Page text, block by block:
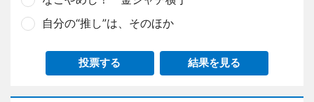
自分の“推し”は、そのほか
投票する 結果を見る